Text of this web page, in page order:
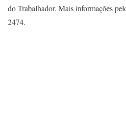
do Trabalhador. Mais informações
2474.